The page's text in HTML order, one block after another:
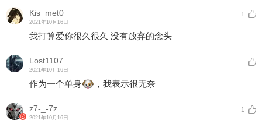
Kis_met0
2021年10月16日
1
我打算爱你很久很久 没有放弃的念头
Lost1107
2021年10月16日
作为一个单身 ，我表示很无奈
z7-_-7z
2021年10月16日
1